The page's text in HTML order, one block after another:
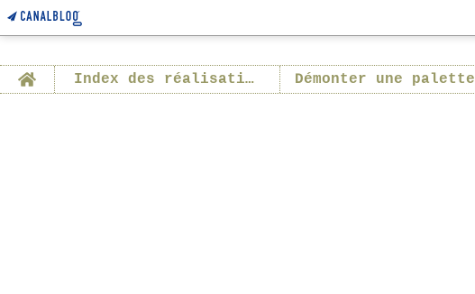
Home Index des réalisations Démonter une palette